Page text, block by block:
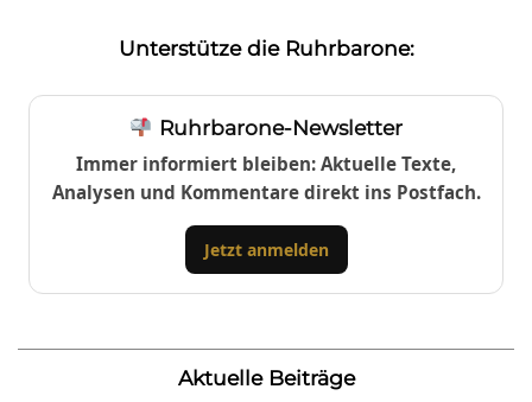
Unterstütze die Ruhrbarone:
Ruhrbarone-Newsletter
Immer informiert bleiben: Aktuelle Texte,
Analysen und Kommentare direkt ins Postfach.
Jetzt anmelden
Aktuelle Beiträge